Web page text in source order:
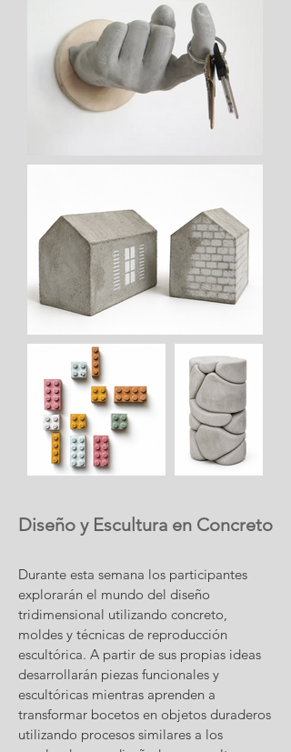
Diseño y Escultura en Concreto
Durante esta semana los participantes
explorarán el mundo del diseño
tridimensional utilizando concreto,
moldes y técnicas de reproducción
escultórica. A partir de sus propias ideas
desarrollarán piezas funcionales y
escultóricas mientras aprenden a
transformar bocetos en objetos duraderos
utilizando procesos similares a los